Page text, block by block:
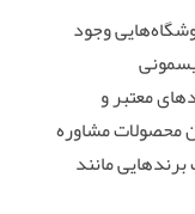
وجود
معتبر و
محصولات مشاوره
مانند